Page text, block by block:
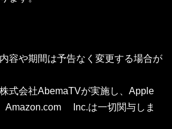
容や期間は予告なく変更する場合が
式会社AbemaTVが実施し、Apple
Inc.は一切関与しま